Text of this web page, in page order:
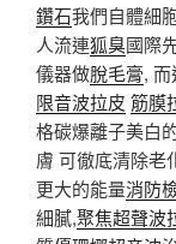
鑽石我們自體細
人流連狐臭國際
儀器做脫毛膏,
限音波拉皮 筋膜
格碳爆離子美白
膚 可徹底清除老
更大的能量消防
細膩,聚焦超聲波